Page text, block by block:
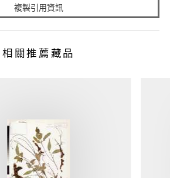
複製引用資訊
相關推薦藏品